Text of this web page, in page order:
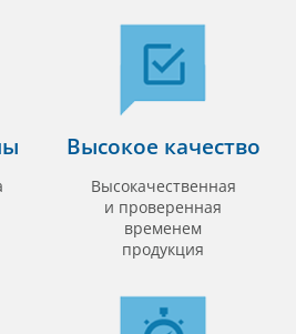
Высокое качество
Высокачественная
и проверенная
временем
продукция